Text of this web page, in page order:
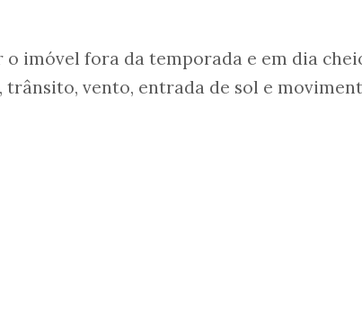
imóvel fora da temporada e em dia
trânsito, vento, entrada de sol e